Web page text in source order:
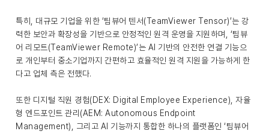
특히, 대규모 기업을 위한 ‘팀뷰어 텐서(TeamViewer Tensor)’는 강
력한 보안과 확장성을 기반으로 안정적인 원격 운영을 지원하며, ‘팀뷰
어 리모트(TeamViewer Remote)’는 AI 기반의 안전한 연결 기능으
로 개인부터 중소기업까지 간편하고 효율적인 원격 지원을 가능하게 한
다고 업체 측은 전했다.
또한 디지털 직원 경험(DEX: Digital Employee Experience), 자율
형 엔드포인트 관리(AEM: Autonomous Endpoint
Management), 그리고 AI 기능까지 통합한 하나의 플랫폼인 ‘팀뷰어